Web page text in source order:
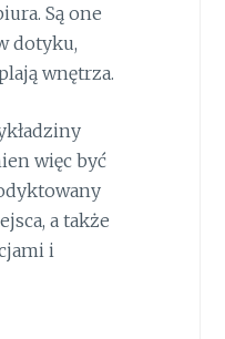
Są one
dotyku,
wnętrza.
więc być
a także
i